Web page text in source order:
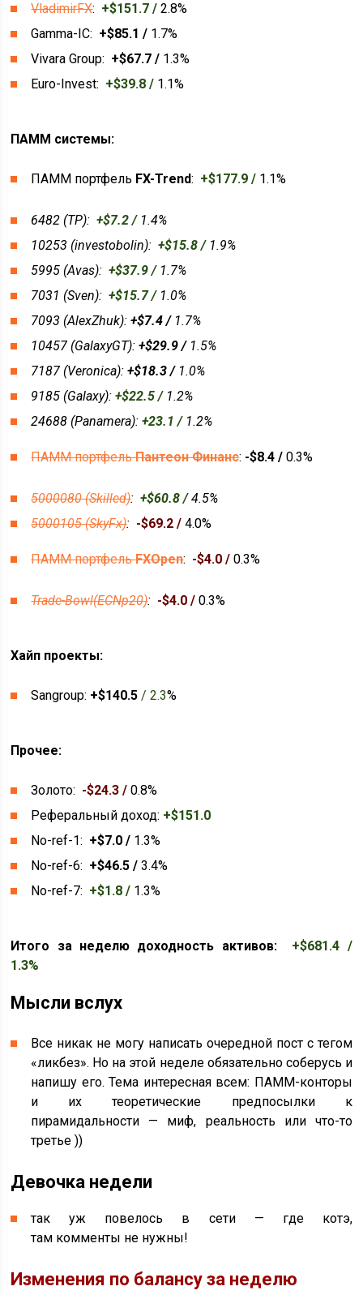
VladimirFX: +$151.7 /2.8%
Gamma-IC: +$85.1 / 1.7%
Vivara Group: +$67.7 / 1.3%
Euro-Invest: +$39.8 / 1.1%
ПАММ системы:
ПАММ портфель FX-Trend: +$177.9 / 1.1%
6482 (TP):+$7.2 / 1.4%
10253 (investobolin):+$15.8 / 1.9%
5995 (Avas):+$37.9 / 1.7%
7031 (Sven):+$15.7 / 1.0%
7093 (AlexZhuk):+$7.4 / 1.7%
10457 (GalaxyGT):+$29.9 / 1.5%
7187 (Veronica):+$18.3 / 1.0%
9185 (Galaxy):+$22.5 / 1.2%
24688 (Panamera):+23.1 / 1.2%
ПАММ портфельПантеон Финанс: -$8.4 /0.3%
5000080 (Skilled):+$60.8 /4.5%
5000105 (SkyFx): -$69.2 /4.0%
ПАММ портфельFXOpen: -$4.0 /0.3%
Trade-Bowl(ECNp20): -$4.0 /0.3%
Хайп проекты:
Sangroup: +$140.5 / 2.3%
Прочее:
Золото: -$24.3 /0.8%
Реферальный доход: +$151.0
No-ref-1: +$7.0 / 1.3%
No-ref-6: +$46.5 / 3.4%
No-ref-7: +$1.8 / 1.3%
Итого за неделю доходность активов:
+$681.4 /
1.3%
Мысли вслух
Все никак не могу написать очередной пост с тегом
«ликбез». Но на этой неделе обязательно соберусь и
напишу его. Тема интересная всем: ПАММ-конторы
и их теоретические предпосылки к
пирамидальности — миф, реальность или что-то
третье ))
Девочка недели
так уж повелось в сети — где котэ,
там комменты не нужны!
Изменения по балансу за неделю